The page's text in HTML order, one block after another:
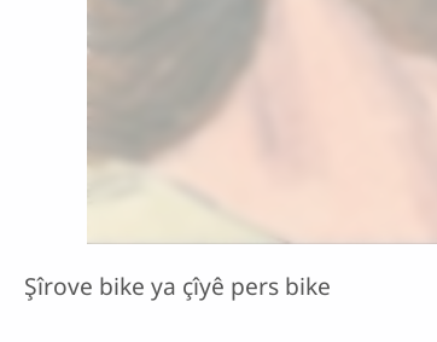
Şîrove bike ya çîyê pers bike